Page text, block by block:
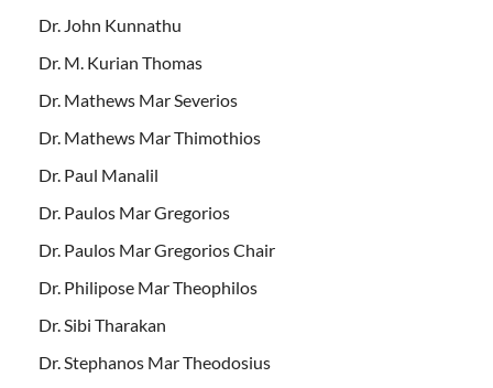
Dr. John Kunnathu
Dr. M. Kurian Thomas
Dr. Mathews Mar Severios
Dr. Mathews Mar Thimothios
Dr. Paul Manalil
Dr. Paulos Mar Gregorios
Dr. Paulos Mar Gregorios Chair
Dr. Philipose Mar Theophilos
Dr. Sibi Tharakan
Dr. Stephanos Mar Theodosius